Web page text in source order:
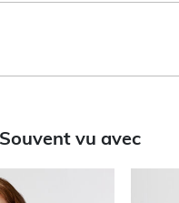
Souvent vu avec